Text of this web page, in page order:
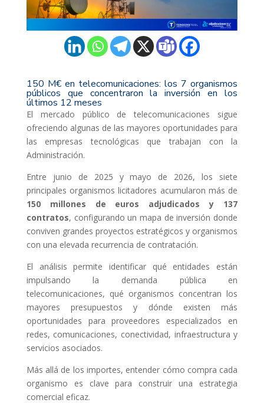
150 M€ en telecomunicaciones: los 7 organismos
públicos que concentraron la inversión en los
últimos 12 meses
El mercado público de telecomunicaciones sigue
ofreciendo algunas de las mayores oportunidades para
las empresas tecnológicas que trabajan con la
Administración.
Entre junio de 2025 y mayo de 2026, los siete
principales organismos licitadores acumularon más de
150 millones de euros adjudicados y 137
contratos, configurando un mapa de inversión donde
conviven grandes proyectos estratégicos y organismos
con una elevada recurrencia de contratación.
El análisis permite identificar qué entidades están
impulsando la demanda pública en
telecomunicaciones, qué organismos concentran los
mayores presupuestos y dónde existen más
oportunidades para proveedores especializados en
redes, comunicaciones, conectividad, infraestructura y
servicios asociados.
Más allá de los importes, entender cómo compra cada
organismo es clave para construir una estrategia
comercial eficaz.